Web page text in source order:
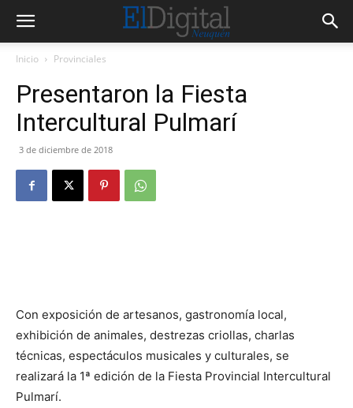
Inicio Provinciales
Presentaron la Fiesta
Intercultural Pulmarí
3 de diciembre de 2018
Con exposición de artesanos, gastronomía local,
exhibición de animales, destrezas criollas, charlas
técnicas, espectáculos musicales y culturales, se
realizará la 1ª edición de la Fiesta Provincial Intercultural
Pulmarí.